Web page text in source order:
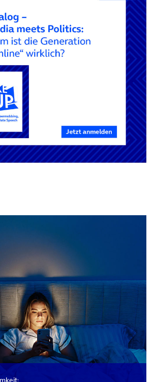
blättern
weiter blättern